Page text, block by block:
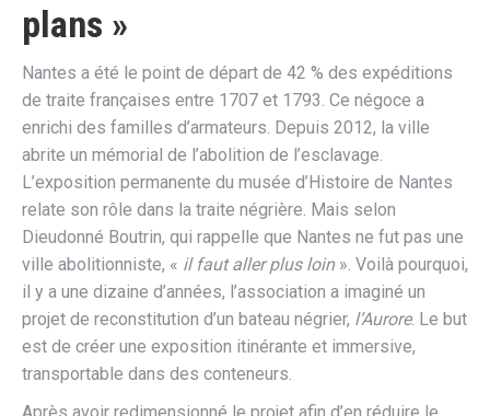
plans »
Nantes a été le point de départ de 42 % des expéditions
de traite françaises entre 1707 et 1793. Ce négoce a
enrichi des familles d’armateurs. Depuis 2012, la ville
abrite un mémorial de l’abolition de l’esclavage.
L’exposition permanente du musée d’Histoire de Nantes
relate son rôle dans la traite négrière. Mais selon
Dieudonné Boutrin, qui rappelle que Nantes ne fut pas une
ville abolitionniste, « il faut aller plus loin». Voilà pourquoi,
il y a une dizaine d’années, l’association a imaginé un
projet de reconstitution d’un bateau négrier, l’Aurore. Le but
est de créer une exposition itinérante et immersive,
transportable dans des conteneurs.